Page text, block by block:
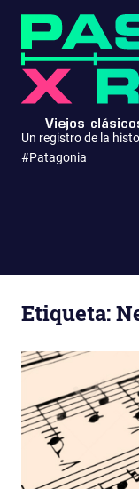
Saltar
contenido
Un registro de la
#Patagonia
Etiqueta: